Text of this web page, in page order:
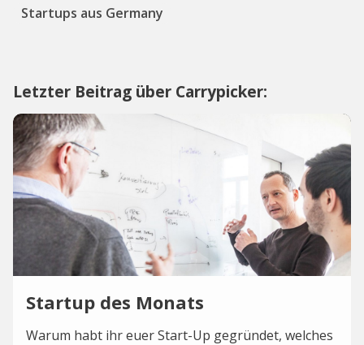
Startups aus Germany
Letzter Beitrag über Carrypicker:
Startup des Monats
Warum habt ihr euer Start-Up gegründet, welches